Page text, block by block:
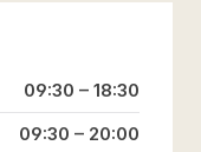
09:30 – 18:30
09:30 – 20:00